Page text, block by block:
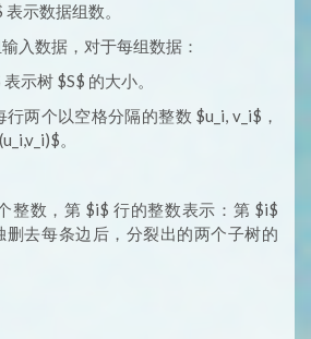
示数据组数。
入数据，对于每组数据：
示树 $S$ 的大小。
两个以空格分隔的整数 $u_i, v_i$​，
。
整数，第 $i$ 行的整数表示：第 $i$
删去每条边后，分裂出的两个子树的